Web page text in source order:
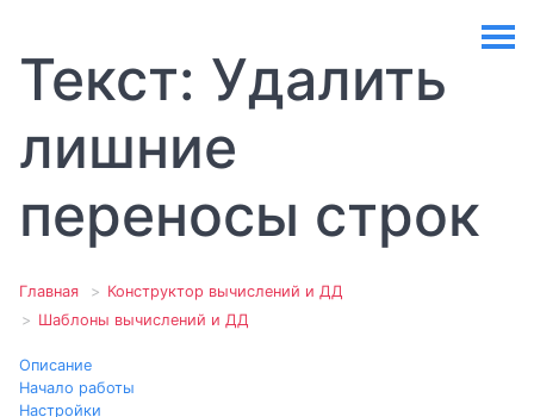
Текст: Удалить
лишние
переносы строк
Главная
Конструктор вычислений и ДД
Шаблоны вычислений и ДД
Описание
Начало работы
Настройки